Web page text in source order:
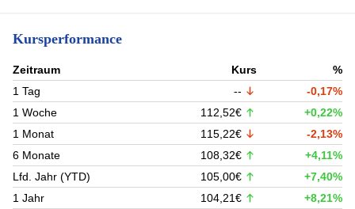
Kursperformance
Zeitraum Kurs
%
1 Tag
--
-0,17%
1 Woche
112,52€
+0,22%
1 Monat
115,22€
-2,13%
6 Monate
108,32€
+4,11%
Lfd. Jahr (YTD)
105,00€
+7,40%
1 Jahr
104,21€
+8,21%